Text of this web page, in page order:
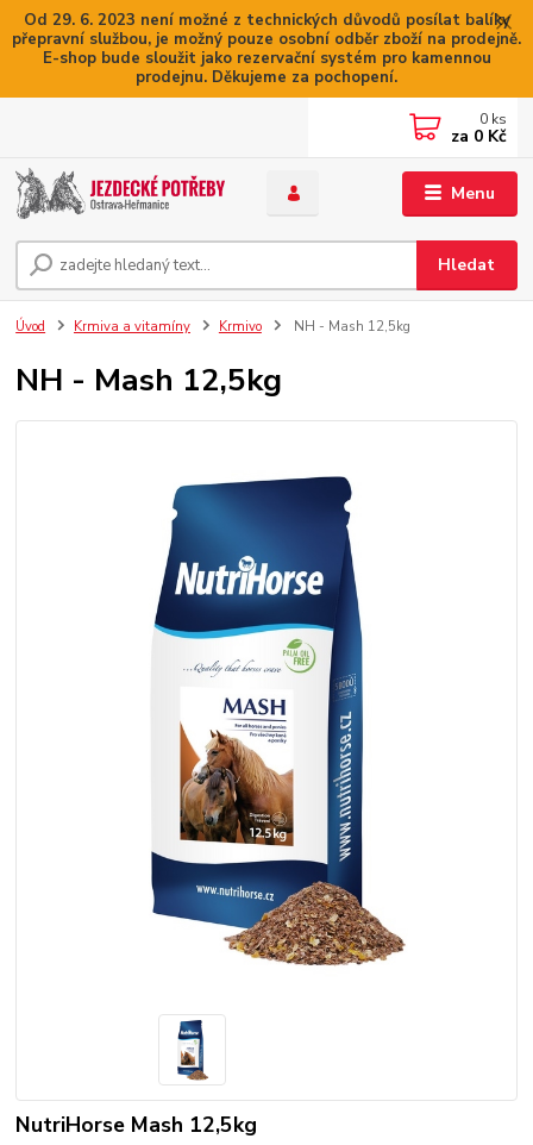
Od 29. 6. 2023 není možné z technických důvodů posílat balíky
přepravní službou, je možný pouze osobní odběr zboží na prodejně.
E-shop bude sloužit jako rezervační systém pro kamennou
prodejnu. Děkujeme za pochopení.
Menu
Hledat
0 ks
za 0 Kč
Úvod Krmiva a vitamíny Krmivo NH - Mash 12,5kg
NH - Mash 12,5kg
NutriHorse Mash 12,5kg